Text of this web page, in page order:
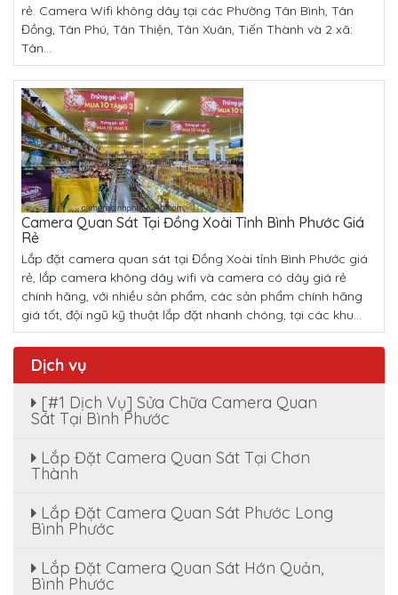
rẻ. Camera Wifi không dây tại các Phường Tân Bình, Tân
Đồng, Tân Phú, Tân Thiện, Tân Xuân, Tiến Thành và 2 xã:
Tân...
Camera Quan Sát Tại Đồng Xoài Tỉnh Bình Phước Giá
Rẻ
Lắp đặt camera quan sát tại Đồng Xoài tỉnh Bình Phước giá
rẻ, lắp camera không dây wifi và camera có dây giá rẻ
chính hãng, với nhiều sản phẩm, các sản phẩm chính hãng
giá tốt, đội ngũ kỹ thuật lắp đặt nhanh chóng, tại các khu...
Dịch vụ
[#1 Dịch Vụ] Sửa Chữa Camera Quan
Sát Tại Bình Phước
Lắp Đặt Camera Quan Sát Tại Chơn
Thành
Lắp Đặt Camera Quan Sát Phước Long
Bình Phước
Lắp Đặt Camera Quan Sát Hớn Quản,
Bình Phước